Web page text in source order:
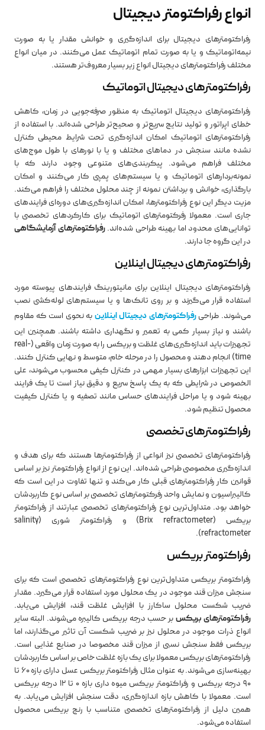
انواع رفراکتومتر دیجیتال
رفراکتومترهای دیجیتال برای اندازه‌گیری و خوانش مقدار یا به صورت
نیمه‌اتوماتیک و یا به صورت تمام اتوماتیک عمل می‌کنند. در میان انواع
مختلف رفراکتومتر‌های دیجیتال انواع زیر بسیار معروف‌تر هستند.
رفراکتومترهای دیجیتال اتوماتیک
رفراکتومترهای دیجیتال اتوماتیک به منظور صرفه‌جویی در زمان، کاهش
خطای اپراتور و تولید نتایج سریع‌تر و صحیح‌تر طراحی شده‌اند. با استفاده از
رفراکتومترهای اتوماتیک امکان اندازه‌گیری تحت شرایط محیطی کنترل‌
نشده مانند سنجش در دماهای مختلف و یا با نورهای با طول موج‌های
مختلف فراهم می‌شود. پیکربندی‌های متنوعی وجود دارند که با
نمونه‌بردارهای اتوماتیک و یا سیستم‌های پمپی کار می‌کنند و امکان
بارگذاری، خوانش و برداشتن نمونه از چند محلول مختلف را فراهم می‌کند.
مزیت دیگر این نوع رفراکتومترها، امکان اندازه‌گیری‌های دوره‌ای فرایندهای
جاری است. معمولا رفرکتومترهای اتوماتیک برای کارکردهای تخصصی با
توانایی‌های محدود اما بهینه طراحی شده‌اند.رفراکتومترهای آزمایشگاهی
در این گروه جا دارند.
رفراکتومترهای دیجیتال اینلاین
رفراکتومترهای دیجیتال اینلاین برای مانیتورینگ فرایندهای پیوسته مورد
استفاده قرار می‌گیرند و بر روی تانک‌ها و یا سیستم‌های لوله‌کشی نصب
می‌شوند. طراحیرفراکتومترهای دیجیتال اینلاینبه نحوی است که مقاوم
باشند و نیاز بسیار کمی به تعمیر و نگهداری داشته باشند. همچنین این
تجهیزات باید اندازه‌گیری‌های غلظت و بریکس را به صورت زمان واقعی (real-
time) انجام دهند و محصول را در مرحله خام، متوسط و نهایی کنترل کنند.
این تجهیزات ابزارهای بسیار مهمی در کنترل کیفی محسوب می‌شوند، علی
الخصوص در شرایطی که به یک پاسخ سریع و دقیق نیاز است تا یک فرایند
بهینه شود و یا مراحل فرایندهای حساس مانند تصفیه و یا کنترل کیفیت
محصول تنظیم شود.
رفراکتومترهای تخصصی
رفراکتومترهای تخصصی نیز انواعی از رفراکتومترها هستند که برای هدف و
اندازه‌گیری مخصوصی طراحی شده‌اند. این نوع از انواع رفراکتومتر نیز بر اساس
قوانین کار رفراکتومترهای قبلی کار می‌کند و تنها تفاوت در این است که
کالیبراسیون و نمایش واحد رفرکتومترهای تخصصی بر اساس نوع کاربردشان
خواهد بود. متداول‌ترین نوع رفراکتومترهای تخصصی عبارتند از رفراکتومتر
بریکس (Brix refractometer) و رفراکتومتر شوری (salinity
refractometer).
رفراکتومتر بریکس
رفراکتومتر بریکس متداول‌ترین نوع رفراکتومترهای تخصصی است که برای
سنجش میزان قند موجود در یک محلول مورد استفاده قرار می‌گیرد. مقدار
ضریب شکست محلول ساکارز با افزایش غلظت قند، افزایش می‌یابد.
رفراکتومترهای بریکسبر حسب درجه بریکس کالیبره می‌شوند. البته سایر
انواع ذرات موجود در محلول نیز بر ضریب شکست آن تاثیر می‌گذارند، اما
بریکس فقط سنجش نسبی از میزان قند مخصوصا در صنایع غذایی است.
رفراکتومترهای بریکس معمولا برای یک بازه غلظت خاص بر اساس کاربردشان
بهینه‌سازی می‌شوند. به عنوان مثال رفراکتومتر بریکس عسل دارای بازه 60 تا
90 درجه بریکس و رفراکتومتر بریکس میوه‌ داری بازه 0 تا 12 درجه بریکس
است. معمولا با کاهش بازه اندازه‌گیری، دقت سنجش افزایش می‌یابد. به
همین دلیل از رفراکتومترهای تخصصی متناسب با رنج بریکس محصول
استفاده می‌شود.